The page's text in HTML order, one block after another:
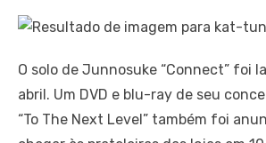
O solo de Junnosuke “Connect” foi
abril. Um DVD e blu-ray de seu
“To The Next Level” também foi